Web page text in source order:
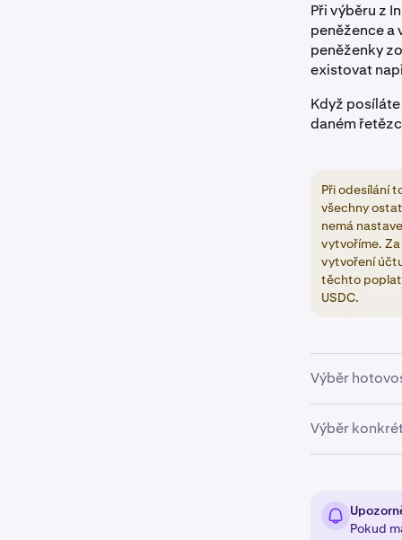
Při výběru z
peněžence a
peněženky
existovat
Když
daném
Při odesílání
všechny
nemá
vytvoříme.
vytvoření
těchto
USDC.
Výběr
Přejděte
Klepněte
kterých
polem
Výběr
Klepněte
Klepněte
Pokud